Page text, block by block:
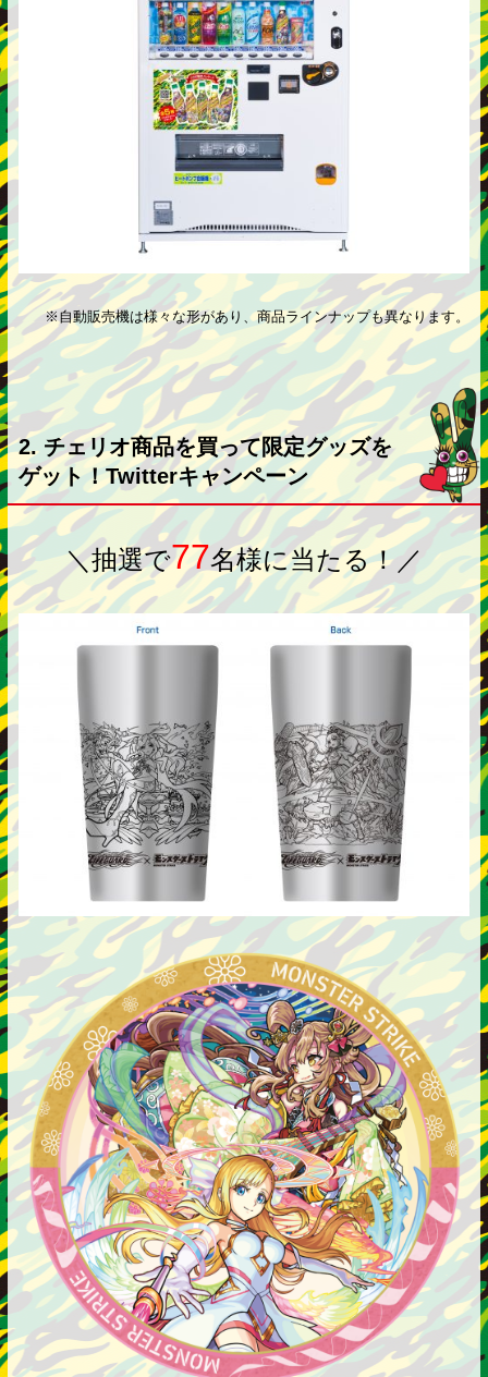
※自動販売機は様々な形があり、商品ラインナップも異なります。
2. チェリオ商品を買って限定グッズを
ゲット！Twitterキャンペーン
＼抽選で77名様に当たる！／